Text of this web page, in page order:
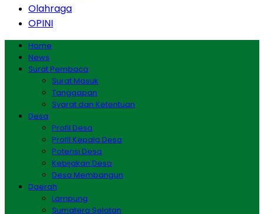
Olahraga
OPINI
Home
News
Surat Pembaca
Surat Masuk
Tanggapan
Syarat dan Ketentuan
Desa
Profil Desa
Profil Kepala Desa
Potensi Desa
Kebijakan Desa
Desa Membangun
Daerah
Lampung
Sumatera Selatan